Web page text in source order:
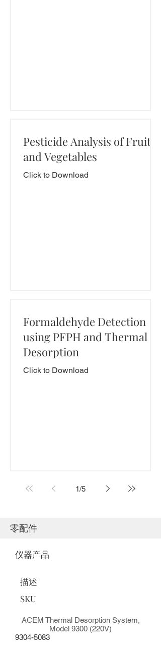
Pesticide Analysis of Fruits
and Vegetables
Click to Download
Formaldehyde Detection
using PFPH and Thermal
Desorption
Click to Download
1/5
零配件
仪器产品
描述
SKU
ACEM Thermal Desorption System,
Model 9300 (220V)
9304-5083